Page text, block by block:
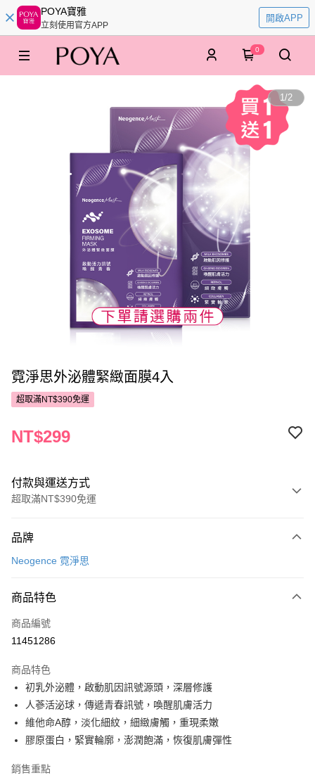
POYA寶雅
立刻使用官方APP
開啟APP
0
1/2
霓淨思外泌體緊緻面膜4入
超取滿NT$390免運
NT$299
付款與運送方式
超取滿NT$390免運
POYA支付
超商取貨付款
LINE Pay
街口支付
悠遊付
Google Pay
相關說明
品牌
Neogence 霓淨思
商品特色
商品編號
11451286
商品特色
初乳外泌體，啟動肌因訊號源頭，深層修護
人蔘活泌球，傳遞青春訊號，喚醒肌膚活力
維他命A醇，淡化細紋，細緻膚觸，重現柔嫩
膠原蛋白，緊實輪廓，澎潤飽滿，恢復肌膚彈性
銷售重點